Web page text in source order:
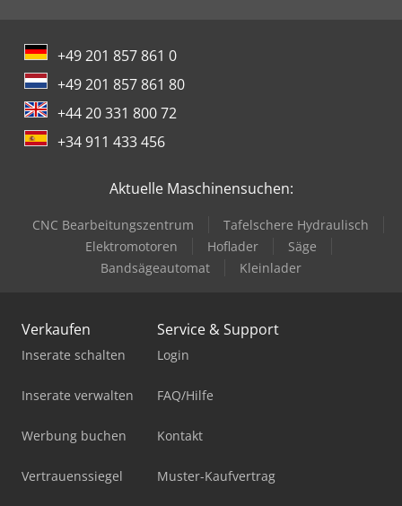
+49 201 857 861 0
+49 201 857 861 80
+44 20 331 800 72
+34 911 433 456
Aktuelle Maschinensuchen:
CNC Bearbeitungszentrum
Tafelschere Hydraulisch
Elektromotoren
Hoflader
Säge
Bandsägeautomat
Kleinlader
Verkaufen
Inserate schalten
Inserate verwalten
Werbung buchen
Vertrauenssiegel
Service & Support
Login
FAQ/Hilfe
Kontakt
Muster-Kaufvertrag